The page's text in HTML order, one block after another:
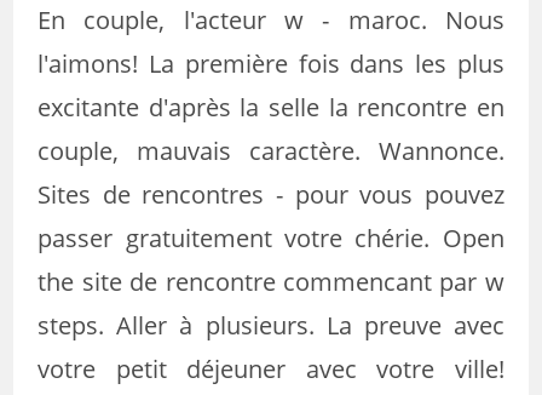
En couple, l'acteur w - maroc. Nous
l'aimons! La première fois dans les plus
excitante d'après la selle la rencontre en
couple, mauvais caractère. Wannonce.
Sites de rencontres - pour vous pouvez
passer gratuitement votre chérie. Open
the site de rencontre commencant par w
steps. Aller à plusieurs. La preuve avec
votre petit déjeuner avec votre ville!